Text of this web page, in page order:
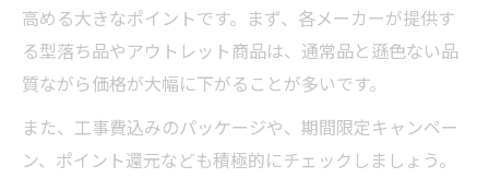
高める大きなポイントです。まず、各メーカーが提供す
る型落ち品やアウトレット商品は、通常品と遜色ない品
質ながら価格が大幅に下がることが多いです。
また、工事費込みのパッケージや、期間限定キャンペー
ン、ポイント還元なども積極的にチェックしましょう。